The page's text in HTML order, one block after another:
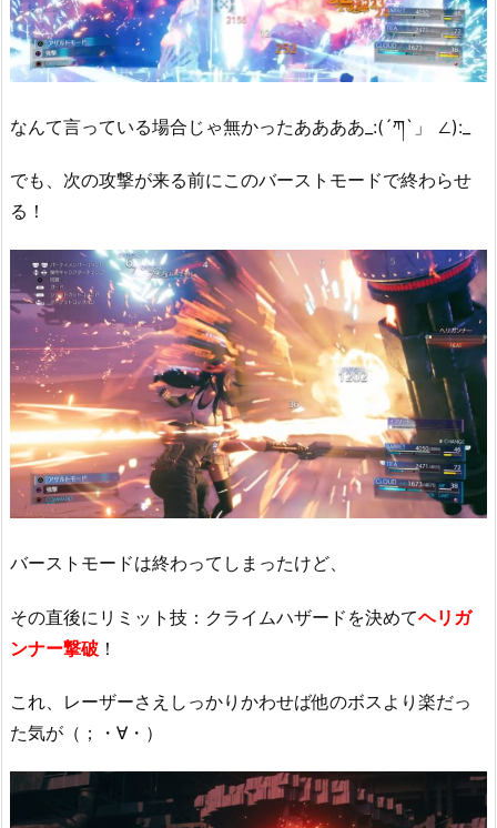
なんて言っている場合じゃ無かったああああ_:(´ཀ`」 ∠):_
でも、次の攻撃が来る前にこのバーストモードで終わらせ
る！
バーストモードは終わってしまったけど、
その直後にリミット技：クライムハザードを決めてヘリガ
ンナー撃破 ！
これ、レーザーさえしっかりかわせば他のボスより楽だっ
た気が（；・∀・）